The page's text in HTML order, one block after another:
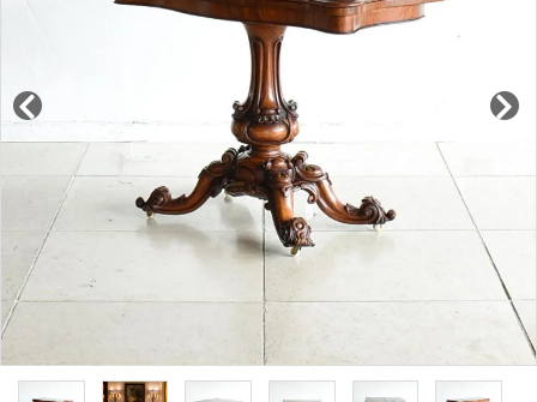
コンテンツ
その他サービス
ご利用ガイド
プライバシーポリシー
特定商取引法について